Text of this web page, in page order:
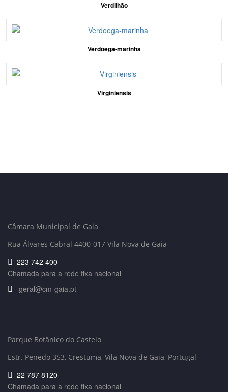
Verdilhão
Verdoega-marinha
Virginiensis
Câmara Municipal de Gaia
Rua Álvares Cabral 4400-017 Vila Nova de Gaia
223 742 400
Chamada para a rede fixa nacional
geral@cm-gaia.pt
Parque Botânico do Castelo
Estr. Penedo 353, Crestuma, Vila Nova de Gaia, Portugal
22 787 8120
Chamada para a rede fixa nacional